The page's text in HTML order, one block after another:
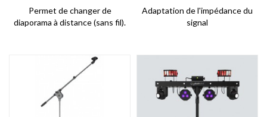
Permet de changer de
diaporama à distance (sans fil).
Adaptation de l'impédance du
signal